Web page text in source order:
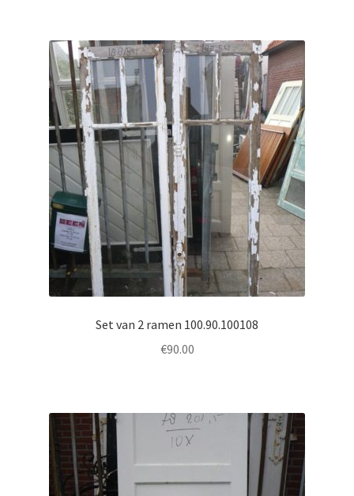
Set van 2 ramen 100.90.100108
€90.00